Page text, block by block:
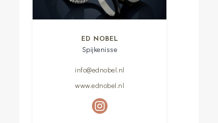
ED NOBEL
Spijkenisse
info@ednobel.nl
www.ednobel.nl